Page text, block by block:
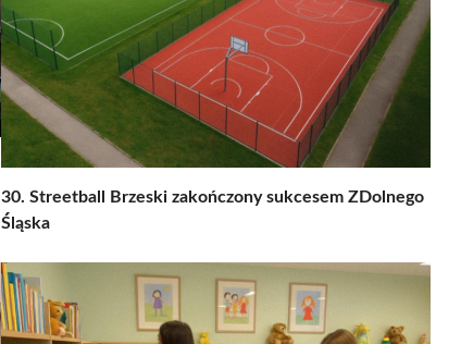
30. Streetball Brzeski zakończony sukcesem ZDolnego
Śląska